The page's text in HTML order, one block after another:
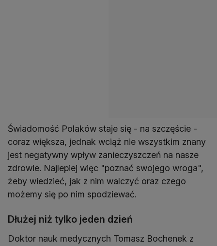
Świadomość Polaków staje się - na szczęście -
coraz większa, jednak wciąż nie wszystkim znany
jest negatywny wpływ zanieczyszczeń na nasze
zdrowie. Najlepiej więc "poznać swojego wroga",
żeby wiedzieć, jak z nim walczyć oraz czego
możemy się po nim spodziewać.
Dłużej niż tylko jeden dzień
Doktor nauk medycznych Tomasz Bochenek z